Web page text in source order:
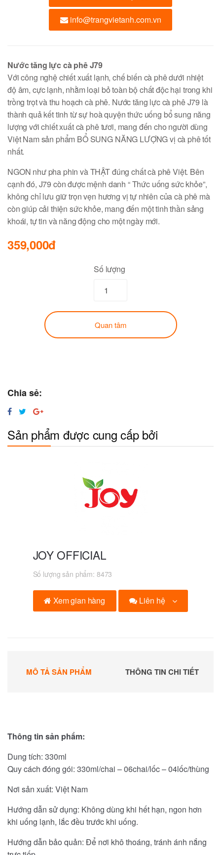
info@trangvietanh.com.vn
Nước tăng lực cà phê J79
Với công nghệ chiết xuất lạnh, chế biến cà phê dưới nhiệt
độ âm, cực lạnh, nhằm loại bỏ toàn bộ chất độc hại trong khi
trồng trọt và thu hoạch cà phê. Nước tăng lực cà phê J79 là
thành quả kết tinh từ sự hoà quyện thức uống bổ sung năng
lượng với chiết xuất cà phê tươi, mang đến cho người dùng
Việt Nam sản phẩm BỔ SUNG NĂNG LƯỢNG vị cà phê tốt
nhất.
NGON như pha phin và THẬT đúng chất cà phê Việt. Bên
cạnh đó, J79 còn được mệnh danh “ Thức uống sức khỏe”,
không chỉ lưu giữ trọn vẹn hương vị tự nhiên của cà phê mà
còn giúp cải thiện sức khỏe, mang đến một tinh thần sảng
khoái, tự tin và năng động cho một ngày mới.
359,000đ
Số lượng
Quan tâm
Chia sẻ:
Sản phẩm được cung cấp bởi
JOY OFFICIAL
Số lượng sản phẩm: 8473
Xem gian hàng Liên hệ
MÔ TẢ SẢN PHẨM THÔNG TIN CHI TIẾT
Thông tin sản phẩm:
Dung tích: 330ml
Quy cách đóng gói: 330ml/chai – 06chai/lốc – 04lốc/thùng
Nơi sản xuất: Việt Nam
Hướng dẫn sử dụng: Không dùng khi hết hạn, ngon hơn
khi uống lạnh, lắc đều trước khi uống.
Hướng dẫn bảo quản: Để nơi khô thoáng, tránh ánh nắng